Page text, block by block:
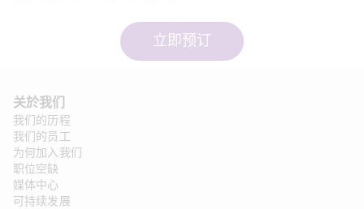
立即预订
关於我们
我们的历程
我们的员工
为何加入我们
职位空缺
媒体中心
可持续发展